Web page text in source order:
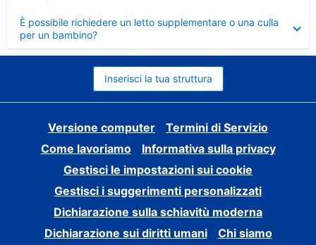
È possibile richiedere un letto supplementare o una culla
per un bambino?
Elemento
chiuso
Inserisci la tua struttura
Versione computer
Termini di Servizio
Come lavoriamo
Informativa sulla privacy
Gestisci le impostazioni sui cookie
Gestisci i suggerimenti personalizzati
Dichiarazione sulla schiavitù moderna
Dichiarazione sui diritti umani
Chi siamo